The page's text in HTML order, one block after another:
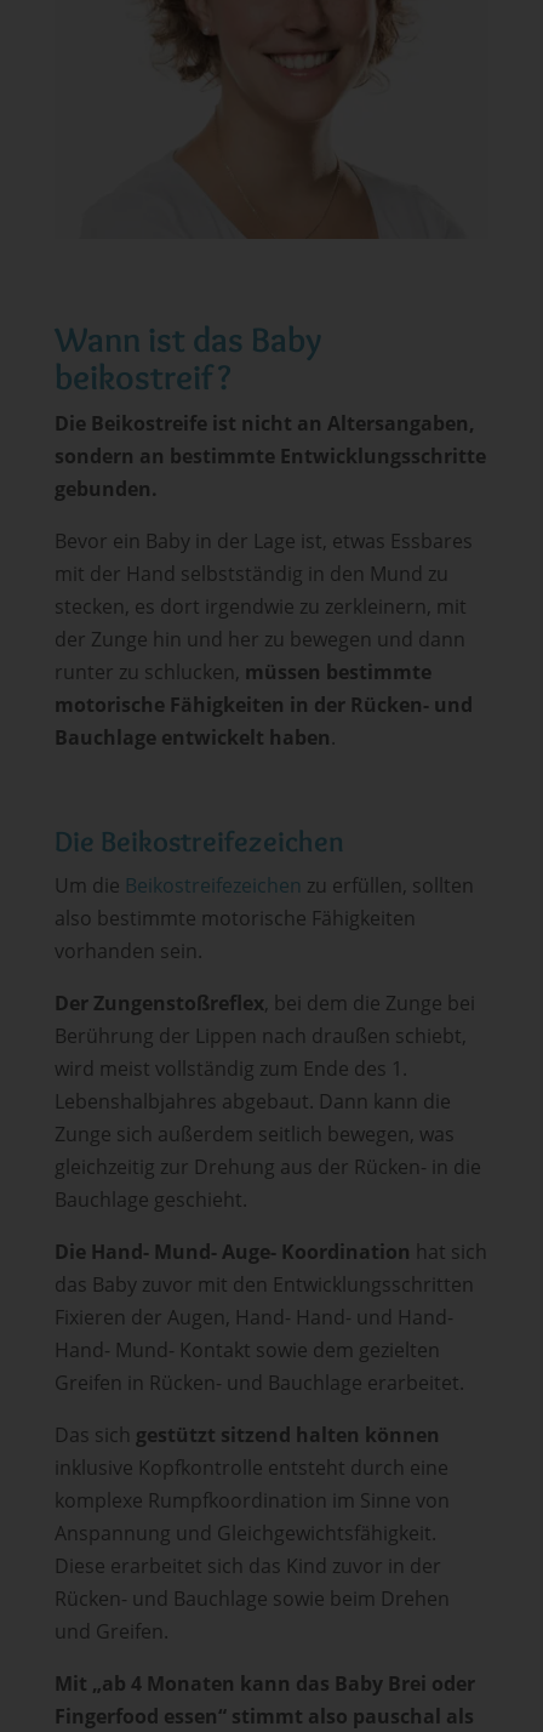
Wann ist das Baby
beikostreif?
Die Beikostreife ist nicht an Altersangaben,
sondern an bestimmte Entwicklungsschritte
gebunden.
Bevor ein Baby in der Lage ist, etwas Essbares
mit der Hand selbstständig in den Mund zu
stecken, es dort irgendwie zu zerkleinern, mit
der Zunge hin und her zu bewegen und dann
runter zu schlucken, müssen bestimmte
motorische Fähigkeiten in der Rücken- und
Bauchlage entwickelt haben.
Die Beikostreifezeichen
Um die Beikostreifezeichen zu erfüllen, sollten
also bestimmte motorische Fähigkeiten
vorhanden sein.
Der Zungenstoßreflex, bei dem die Zunge bei
Berührung der Lippen nach draußen schiebt,
wird meist vollständig zum Ende des 1.
Lebenshalbjahres abgebaut. Dann kann die
Zunge sich außerdem seitlich bewegen, was
gleichzeitig zur Drehung aus der Rücken- in die
Bauchlage geschieht.
Die Hand- Mund- Auge- Koordination hat sich
das Baby zuvor mit den Entwicklungsschritten
Fixieren der Augen, Hand- Hand- und Hand-
Hand- Mund- Kontakt sowie dem gezielten
Greifen in Rücken- und Bauchlage erarbeitet.
Das sich gestützt sitzend halten können
inklusive Kopfkontrolle entsteht durch eine
komplexe Rumpfkoordination im Sinne von
Anspannung und Gleichgewichtsfähigkeit.
Diese erarbeitet sich das Kind zuvor in der
Rücken- und Bauchlage sowie beim Drehen
und Greifen.
Mit „ab 4 Monaten kann das Baby Brei oder
Fingerfood essen“ stimmt also pauschal als